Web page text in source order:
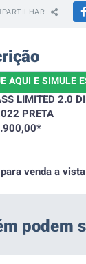
AQUI E SIMULE
LIMITED 2.0
PRETA
venda a
podem